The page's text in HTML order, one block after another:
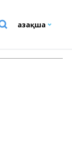
Қазақша